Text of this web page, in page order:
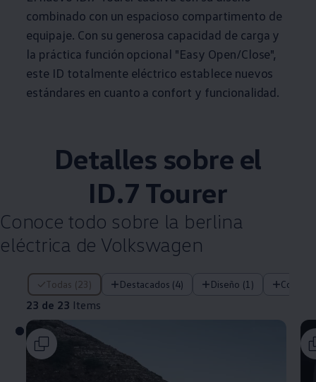
combinado con un espacioso compartimento de
equipaje. Con su generosa capacidad de carga y
la práctica función opcional "Easy Open/Close",
este ID totalmente eléctrico establece nuevos
estándares en cuanto a confort y funcionalidad.
Detalles sobre el
ID.7 Tourer
Conoce todo sobre la berlina
eléctrica de Volkswagen
Todas (23) Destacados (4) Diseño (1)
23 de 23 Items
23 de 23 Items